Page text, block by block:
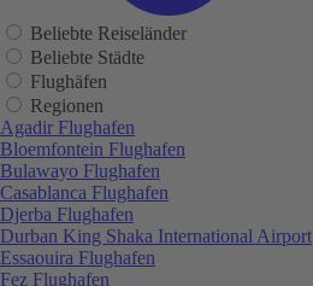
Beliebte Reiseländer
Beliebte Städte
Flughäfen
Regionen
Agadir Flughafen
Bloemfontein Flughafen
Bulawayo Flughafen
Casablanca Flughafen
Djerba Flughafen
Durban King Shaka International Airport
Essaouira Flughafen
Fez Flughafen